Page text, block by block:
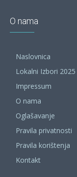
O nama
Naslovnica
Lokalni Izbori 2025
Impressum
O nama
Oglašavanje
Pravila privatnosti
Pravila korištenja
Kontakt